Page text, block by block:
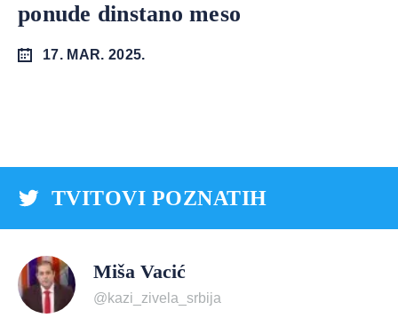
ponude dinstano meso
17. MAR. 2025.
TVITOVI POZNATIH
Miša Vacić
@kazi_zivela_srbija